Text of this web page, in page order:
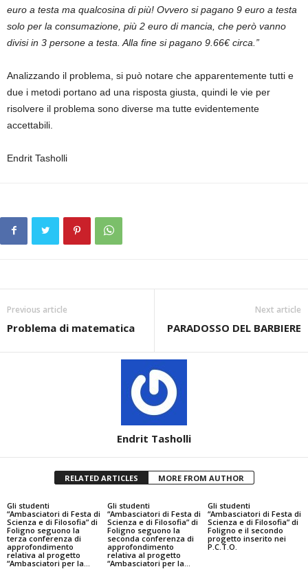
euro a testa ma qualcosina di più! Ovvero si pagano 9 euro a testa
solo per la consumazione, più 2 euro di mancia, che però vanno
divisi in 3 persone a testa. Alla fine si pagano 9.66€ circa.”
Analizzando il problema, si può notare che apparentemente tutti e
due i metodi portano ad una risposta giusta, quindi le vie per
risolvere il problema sono diverse ma tutte evidentemente
accettabili.
Endrit Tasholli
Previous article
Problema di matematica
Next article
PARADOSSO DEL BARBIERE
Endrit Tasholli
RELATED ARTICLES MORE FROM AUTHOR
Gli studenti
“Ambasciatori di Festa di
Scienza e di Filosofia” di
Foligno seguono la
terza conferenza di
approfondimento
relativa al progetto
“Ambasciatori per la...
Gli studenti
“Ambasciatori di Festa di
Scienza e di Filosofia” di
Foligno seguono la
seconda conferenza di
approfondimento
relativa al progetto
“Ambasciatori per la...
Gli studenti
“Ambasciatori di Festa di
Scienza e di Filosofia” di
Foligno e il secondo
progetto inserito nei
P.C.T.O.